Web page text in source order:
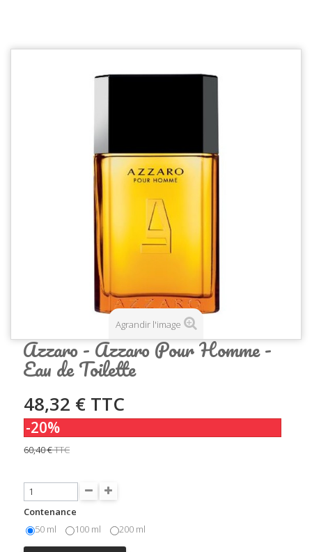
Agrandir l'image
Azzaro - Azzaro Pour Homme -
Eau de Toilette
48,32 € TTC
-20%
60,40 €TTC
Contenance
50 ml
100 ml 200 ml